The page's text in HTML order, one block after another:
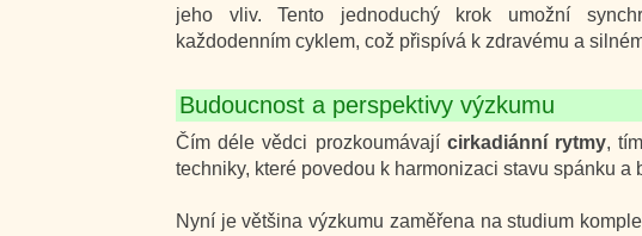
jeho vliv. Tento jednoduchý krok umožní
každodenním cyklem, což přispívá k zdravému a
Budoucnost a perspektivy výzkumu
Čím déle vědci prozkoumávají cirkadiánní rytmy,
techniky, které povedou k harmonizaci stavu spánku a
Nyní je většina výzkumu zaměřena na studium